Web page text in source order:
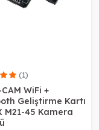
(1)
CAM WiFi +
Geliştirme Kartı
M21-45 Kamera